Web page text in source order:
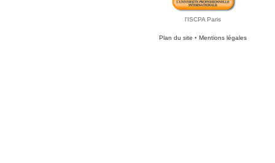
l'ISCPA Paris
Plan du site • Mentions légales